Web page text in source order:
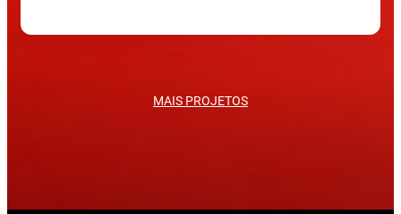
MAIS PROJETOS